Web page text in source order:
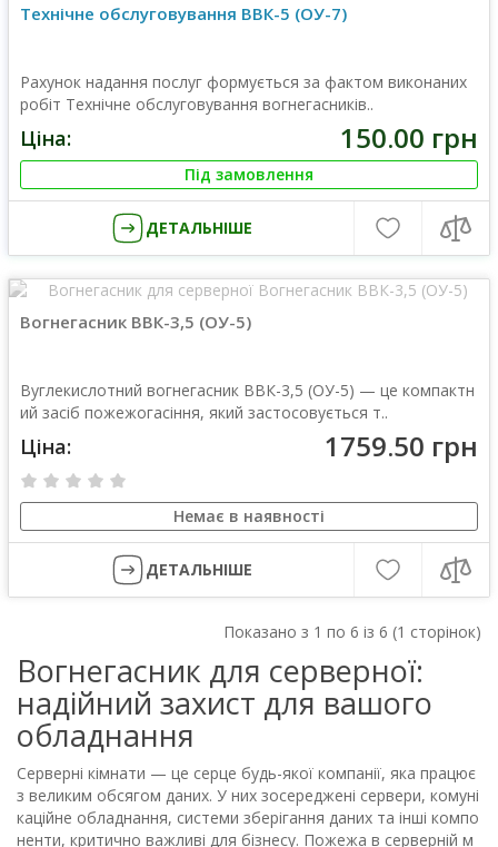
Технічне обслуговування ВВК-5 (ОУ-7)
Рахунок надання послуг формується за фактом виконаних
робіт Технічне обслуговування вогнегасників..
Ціна: 150.00 грн
Під замовлення
ДЕТАЛЬНІШЕ
Вогнегасник ВВК-3,5 (OУ-5)
Вуглекислотний вогнегасник ВВК-3,5 (ОУ-5) — це компактн
ий засіб пожежогасіння, який застосовується т..
Ціна: 1759.50 грн
Немає в наявності
ДЕТАЛЬНІШЕ
Показано з 1 по 6 із 6 (1 сторінок)
Вогнегасник для серверної:
надійний захист для вашого
обладнання
Серверні кімнати — це серце будь-якої компанії, яка працює
з великим обсягом даних. У них зосереджені сервери, комуні
каційне обладнання, системи зберігання даних та інші компо
ненти, критично важливі для бізнесу. Пожежа в серверній м